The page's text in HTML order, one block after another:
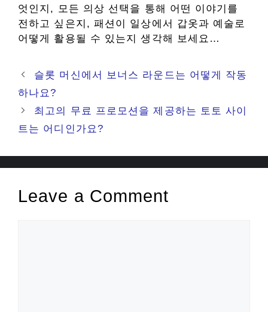
엇인지, 모든 의상 선택을 통해 어떤 이야기를
전하고 싶은지, 패션이 일상에서 갑옷과 예술로
어떻게 활용될 수 있는지 생각해 보세요…
슬롯 머신에서 보너스 라운드는 어떻게 작동
하나요?
최고의 무료 프로모션을 제공하는 토토 사이
트는 어디인가요?
Leave a Comment